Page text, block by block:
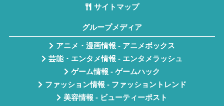
サイトマップ
グループメディア
アニメ・漫画情報 - アニメボックス
芸能・エンタメ情報 - エンタメラッシュ
ゲーム情報 - ゲームハック
ファッション情報 - ファッショントレンド
美容情報 - ビューティーポスト